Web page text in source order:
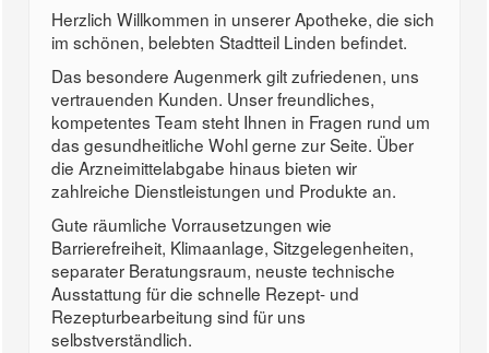
Herzlich Willkommen in unserer Apotheke, die sich
im schönen, belebten Stadtteil Linden befindet.
Das besondere Augenmerk gilt zufriedenen, uns
vertrauenden Kunden. Unser freundliches,
kompetentes Team steht Ihnen in Fragen rund um
das gesundheitliche Wohl gerne zur Seite. Über
die Arzneimittelabgabe hinaus bieten wir
zahlreiche Dienstleistungen und Produkte an.
Gute räumliche Vorrausetzungen wie
Barrierefreiheit, Klimaanlage, Sitzgelegenheiten,
separater Beratungsraum, neuste technische
Ausstattung für die schnelle Rezept- und
Rezepturbearbeitung sind für uns
selbstverständlich.